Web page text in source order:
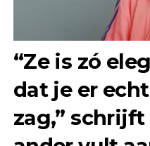
“Ze is zó
dat je er
zag,” schrijft